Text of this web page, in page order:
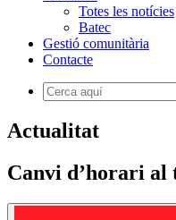
Totes les notícies
Batec
Gestió comunitària
Contacte
Actualitat
Canvi d’horari al